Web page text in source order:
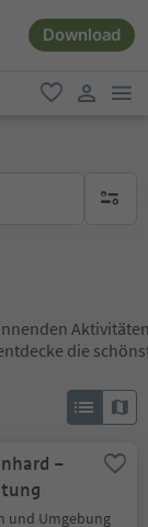
Download
favorit
keine
die
–
und Umgebung